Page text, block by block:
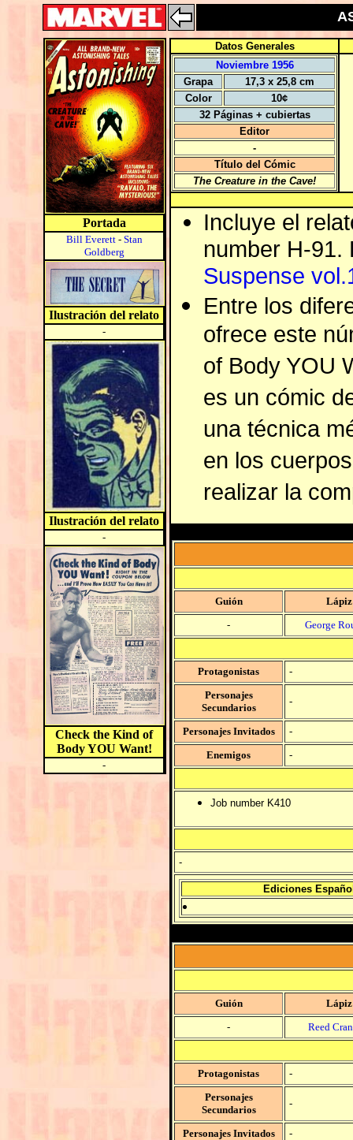
Portada
Bill Everett- Stan
Goldberg
Ilustración del relato
-
Ilustración del relato
-
Check the Kind of
Body YOU Want!
-
Datos Generales
Noviembre 1956
Grapa
17,3 x 25,8 cm
Color
10¢
32 Páginas + cubiertas
Editor
-
Título del Cómic
The Creature in the Cave!
Incluye el
number H-
Suspense
Entre los
ofrece este
of Body YOU
es un cómic
una técnica
en los
realizar la
Guión
Lápiz
-
George
Protagonistas
-
Personajes
Secundarios
-
Personajes Invitados
-
Enemigos
-
Job number K410
-
Ediciones
Guión
Lápiz
-
Reed
Protagonistas
-
Personajes
Secundarios
-
Personajes Invitados
-